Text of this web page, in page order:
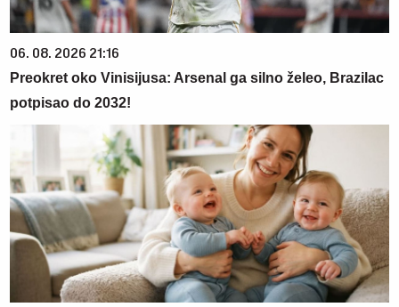
06. 08. 2026 21:16
Preokret oko Vinisijusa: Arsenal ga silno želeo, Brazilac
potpisao do 2032!